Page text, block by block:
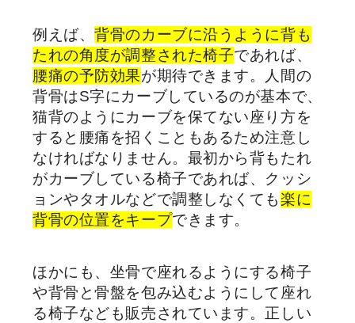
例えば、背骨のカーブに沿うように背も
たれの角度が調整された椅子であれば、
腰痛の予防効果が期待できます。人間の
背骨はS字にカーブしているのが基本で、
猫背のようにカーブを保てない座り方を
すると腰痛を招くこともあるため注意し
なければなりません。最初から背もたれ
がカーブしている椅子であれば、クッシ
ョンやタオルなどで調整しなくても楽に
背骨の位置をキープできます。
ほかにも、坐骨で座れるようにする椅子
や背骨と骨盤を包み込むようにして座れ
る椅子なども販売されています。正しい